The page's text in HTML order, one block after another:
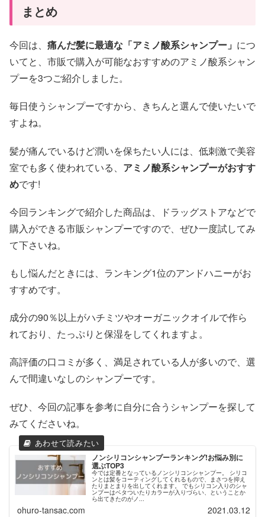
まとめ
今回は、 痛んだ髪に最適な「アミノ酸系シャンプー」 につ
いてと、市販で購入が可能なおすすめのアミノ酸系シャン
プーを3つご紹介しました。
毎日使うシャンプーですから、きちんと選んで使いたいで
すよね。
髪が痛んでいるけど潤いを保ちたい人には、低刺激で美容
室でも多く使われている、 アミノ酸系シャンプーがおすす
めです!
今回ランキングで紹介した商品は、ドラッグストアなどで
購入ができる市販シャンプーですので、ぜひ一度試してみ
て下さいね。
もし悩んだときには、ランキング1位のアンドハニーがお
すすめです。
成分の90％以上がハチミツやオーガニックオイルで作ら
れており、たっぷりと保湿をしてくれますよ。
高評価の口コミが多く、満足されている人が多いので、選
んで間違いなしのシャンプーです。
ぜひ、今回の記事を参考に自分に合うシャンプーを探して
みてくださいね。
ノンシリコンシャンプーランキング!お悩み別に
選ぶTOP3
今では定番となっているノンシリコンシャンプー。 シリコ
ンとは髪をコーティングしてくれるもので、まさつを抑え
たりまとまりを出してくれます。 でもシリコン入りのシャ
ンプーはベタついたりカラーが入りづらい、ということか
ら出てきたのがノ...
ohuro-tansac.com 2021.03.12